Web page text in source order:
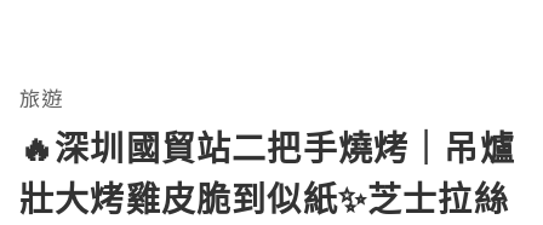
旅遊
🔥深圳國貿站二把手燒烤｜吊爐
壯大烤雞皮脆到似紙✨芝士拉絲